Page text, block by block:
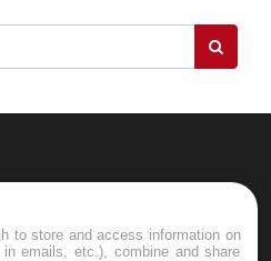
chaque jour toute l'actualité
to store and access information on
emails, etc.), combine and share